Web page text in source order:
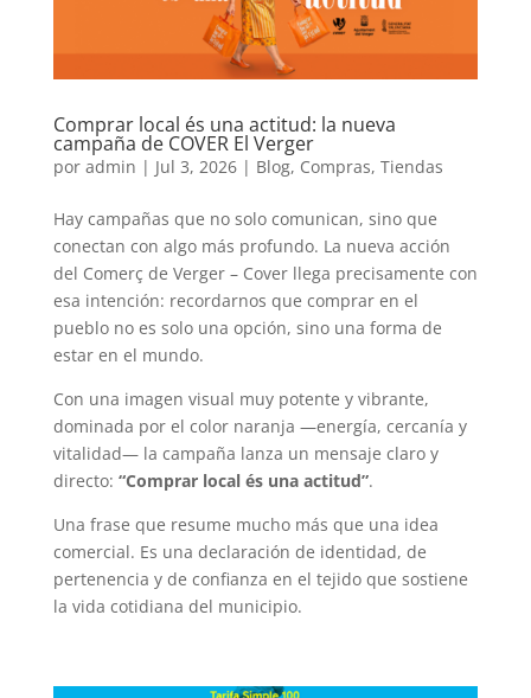
Comprar local és una actitud: la nueva
campaña de COVER El Verger
por admin | Jul 3, 2026| Blog, Compras, Tiendas
Hay campañas que no solo comunican, sino que
conectan con algo más profundo. La nueva acción
del Comerç de Verger – Cover llega precisamente con
esa intención: recordarnos que comprar en el
pueblo no es solo una opción, sino una forma de
estar en el mundo.
Con una imagen visual muy potente y vibrante,
dominada por el color naranja —energía, cercanía y
vitalidad— la campaña lanza un mensaje claro y
directo: “Comprar local és una actitud”.
Una frase que resume mucho más que una idea
comercial. Es una declaración de identidad, de
pertenencia y de confianza en el tejido que sostiene
la vida cotidiana del municipio.